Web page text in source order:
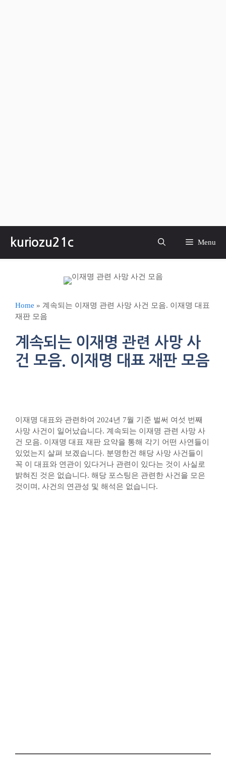
kuriozu21c Menu
Home » 계속되는 이재명 관련 사망 사건 모음. 이재명 대표
재판 모음
계속되는 이재명 관련 사망 사
건 모음. 이재명 대표 재판 모음
이재명 대표와 관련하여 2024년 7월 기준 벌써 여섯 번째
사망 사건이 일어났습니다. 계속되는 이재명 관련 사망 사
건 모음. 이재명 대표 재판 요약을 통해 각기 어떤 사연들이
있었는지 살펴 보겠습니다. 분명한건 해당 사망 사건들이
꼭 이 대표와 연관이 있다거나 관련이 있다는 것이 사실로
밝혀진 것은 없습니다. 해당 포스팅은 관련한 사건을 모은
것이며, 사건의 연관성 및 해석은 없습니다.